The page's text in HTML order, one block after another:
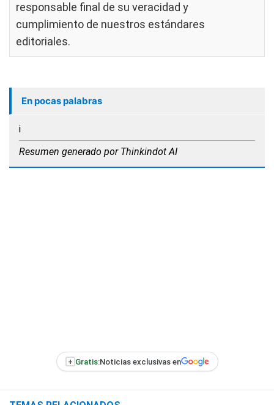
responsable final de su veracidad y
cumplimiento de nuestros estándares
editoriales.
En pocas palabras
i
Resumen generado por Thinkindot AI
+ Gratis:Noticias exclusivas en